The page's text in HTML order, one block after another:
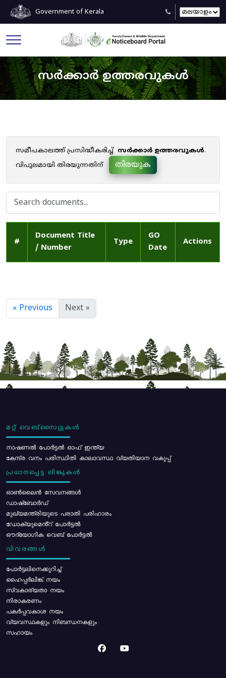
Government of Kerala
സർക്കാർ ഉത്തരവുകൾ
സമീപകാലത്ത് പ്രസിദ്ധീകരിച്ച് സർക്കാർ ഉത്തരവുകൾ.
വിപുലമായി തിരയുന്നതിന്
തിരയുക
#
Document Title
/ Number
Type
GO
Date
Actions
« Previous Next »
മറ്റ് വെബ്സൈറ്റുകൾ
നാഷണൽ പോർട്ടൽ ഓഫ് ഇന്ത്യ
കേന്ദ്ര വനം പരിസ്ഥിതി കാലാവസ്ഥ വ്യതിയാന വകുപ്പ്
പ്രധാനപ്പെട്ട ലിങ്കുകൾ
ഓൺലൈൻ സേവനങ്ങൾ
ഡാഷ്ബോർഡ്
മുഖ്യമന്ത്രിയുടെ പരാതി പരിഹാരം
ഡോക്യുമെൻ്റ് പോർട്ടൽ
ഔദ്യോഗിക വെബ് പോർട്ടൽ
വിവരങ്ങൾ
പോര്‍ട്ടലിനെക്കുറിച്ച്
ഹൈപ്പർലിങ്ക് നയം
സ്വകാര്യതാ നയം
നിരാകരണം
പകർപ്പവകാശ നയം
വ്യവസ്ഥകളും നിബന്ധനകളും
സഹായം